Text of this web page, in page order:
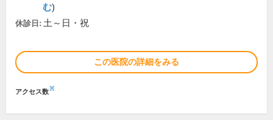
む)
休診日: 土～日・祝
この医院の詳細をみる
アクセス数※